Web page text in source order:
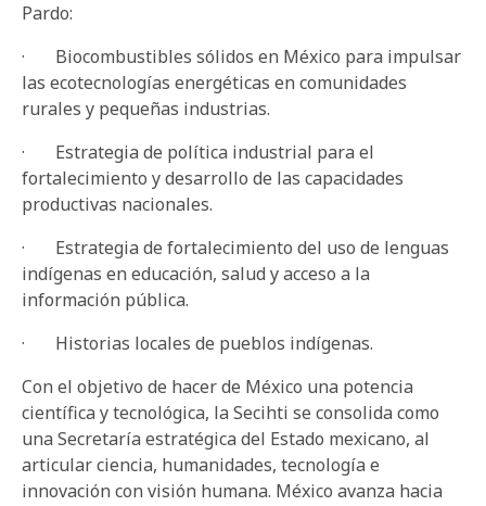
Pardo:
· Biocombustibles sólidos en México para impulsar
las ecotecnologías energéticas en comunidades
rurales y pequeñas industrias.
· Estrategia de política industrial para el
fortalecimiento y desarrollo de las capacidades
productivas nacionales.
· Estrategia de fortalecimiento del uso de lenguas
indígenas en educación, salud y acceso a la
información pública.
· Historias locales de pueblos indígenas.
Con el objetivo de hacer de México una potencia
científica y tecnológica, la Secihti se consolida como
una Secretaría estratégica del Estado mexicano, al
articular ciencia, humanidades, tecnología e
innovación con visión humana. México avanza hacia